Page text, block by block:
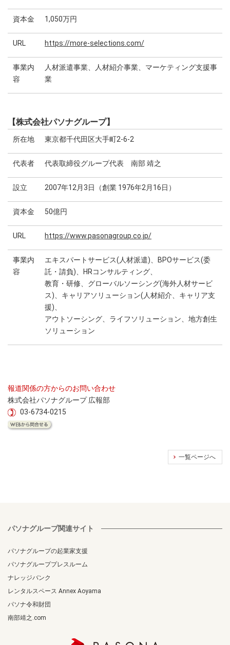
資本金 1,050万円
URL https://more-selections.com/
事業内
容
人材派遣事業、人材紹介事業、マーケティング支援事
業
【株式会社パソナグループ】
所在地 東京都千代田区大手町2-6-2
代表者 代表取締役グループ代表 南部 靖之
設立 2007年12月3日（創業 1976年2月16日）
資本金 50億円
URL https://www.pasonagroup.co.jp/
事業内
容
エキスパートサービス(人材派遣)、BPOサービス(委
託・請負)、HRコンサルティング、
教育・研修、グローバルソーシング(海外人材サービ
ス)、キャリアソリューション(人材紹介、キャリア支
援)、
アウトソーシング、ライフソリューション、地方創生
ソリューション
報道関係の方からのお問い合わせ
株式会社パソナグループ 広報部
03-6734-0215
一覧ページへ
パソナグループ関連サイト
パソナグループの起業家支援
パソナグループプレスルーム
ナレッジバンク
レンタルスペース Annex Aoyama
パソナ令和財団
南部靖之.com